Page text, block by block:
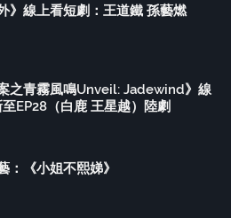
》線上看短劇：王道鐵 孫藝燃
案之青霧風鳴Unveil: Jadewind》線
EP28（白鹿 王星越）陸劇
：《小姐不熙娣》